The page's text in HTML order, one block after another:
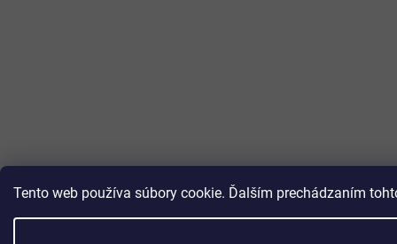
Tento web používa súbory cookie. Ďalším prechádzaním